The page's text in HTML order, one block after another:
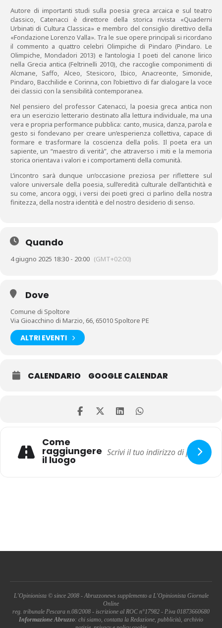
Autore di importanti studi sulla poesia greca arcaica e sul teatro
classico, Catenacci è direttore della storica rivista «Quaderni
Urbinati di Cultura Classica» e membro del consiglio direttivo della
«Fondazione Lorenzo Valla». Tra le sue opere principali si ricordano
il commento a quattro celebri Olimpiche di Pindaro (Pindaro. Le
Olimpiche, Mondadori 2013) e l’antologia I poeti del canone lirico
nella Grecia antica (Feltrinelli 2010), che raccoglie componimenti di
Alcmane, Saffo, Alceo, Stesicoro, Ibico, Anacreonte, Simonide,
Pindaro, Bacchilide e Corinna, con l’obiettivo di far dialogare la voce
dei classici con la sensibilità contemporanea.
Nel pensiero del professor Catenacci, la poesia greca antica non
era un esercizio letterario destinato alla lettura individuale, ma una
vera e propria performance pubblica: canto, musica, danza, parola e
gesto si fondevano per creare un’esperienza collettiva, capace di
formare e trasformare la coscienza della polis. Il poeta era un
sapiente, un “maestro di verità”, che attraverso i miti e la memoria
storica orientava i valori e i comportamenti della comunità.
L’incontro sarà dunque un’occasione preziosa per riflettere sul
valore universale della poesia, sull’eredità culturale dell’antichità e
su come, ancora oggi, i versi dei poeti greci ci parlino della nostra
finitezza, della nostra identità e del nostro desiderio di senso.
Quando
4 giugno 2025 18:30 - 20:00 (GMT+02:00)
Dove
Comune di Spoltore
Via Gioacchino di Marzio, 66, 65010 Spoltore PE
ALTRI EVENTI
CALENDARIO GOOGLE CALENDAR
Come
raggiungere
il luogo
L'Opinionista © since 2008 - Abruzzonews supplemento a L'Opinionista Giornale
Online
reg. tribunale Pescara n.08/2008 - iscrizione al ROC n°17982 - P.iva 01873660680
Informazione Abruzzo: chi siamo, contatta la Redazione, pubblicità, archivio